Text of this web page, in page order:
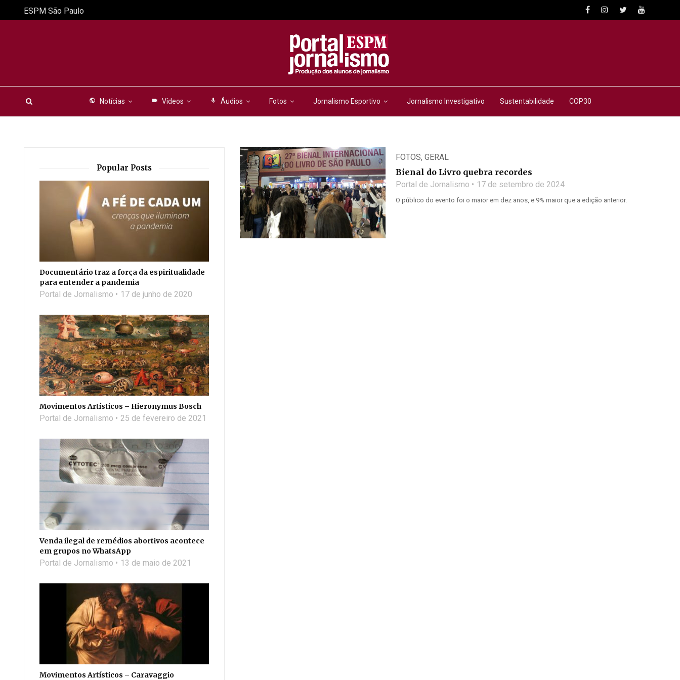
public Notícias videocam Vídeos mic Áudios Fotos Jornalismo Esportivo Jornalismo Investigativo Sustentabilidade COP30
ESPM São Paulo
FOTOS, GERAL
Bienal do Livro quebra recordes
Portal de Jornalismo 17 de setembro de 2024
O público do evento foi o maior em dez anos, e 9% maior que a edição anterior.
Popular Posts
Documentário traz a força da espiritualidade
para entender a pandemia
Portal de Jornalismo 17 de junho de 2020
Movimentos Artísticos – Hieronymus Bosch
Portal de Jornalismo 25 de fevereiro de 2021
Venda ilegal de remédios abortivos acontece
em grupos no WhatsApp
Portal de Jornalismo 13 de maio de 2021
Movimentos Artísticos – Caravaggio